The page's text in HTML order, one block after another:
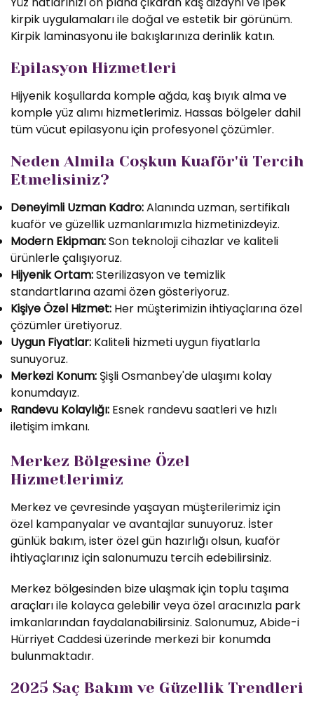
kirpik uygulamaları ile doğal ve estetik bir görünüm.
Kirpik laminasyonu ile bakışlarınıza derinlik katın.
Epilasyon Hizmetleri
Hijyenik koşullarda komple ağda, kaş bıyık alma ve
komple yüz alımı hizmetlerimiz. Hassas bölgeler dahil
tüm vücut epilasyonu için profesyonel çözümler.
Neden Almila Coşkun Kuaför'ü Tercih
Etmelisiniz?
Deneyimli Uzman Kadro:Alanında uzman, sertifikalı
kuaför ve güzellik uzmanlarımızla hizmetinizdeyiz.
Modern Ekipman:Son teknoloji cihazlar ve kaliteli
ürünlerle çalışıyoruz.
Hijyenik Ortam:Sterilizasyon ve temizlik
standartlarına azami özen gösteriyoruz.
Kişiye Özel Hizmet: Her müşterimizin ihtiyaçlarına özel
çözümler üretiyoruz.
Uygun Fiyatlar: Kaliteli hizmeti uygun fiyatlarla
sunuyoruz.
Merkezi Konum: Şişli Osmanbey'de ulaşımı kolay
konumdayız.
Randevu Kolaylığı: Esnek randevu saatleri ve hızlı
iletişim imkanı.
Merkez Bölgesine Özel
Hizmetlerimiz
Merkez ve çevresinde yaşayan müşterilerimiz için
özel kampanyalar ve avantajlar sunuyoruz. İster
günlük bakım, ister özel gün hazırlığı olsun, kuaför
ihtiyaçlarınız için salonumuzu tercih edebilirsiniz.
Merkez bölgesinden bize ulaşmak için toplu taşıma
araçları ile kolayca gelebilir veya özel aracınızla park
imkanlarından faydalanabilirsiniz. Salonumuz, Abide-i
Hürriyet Caddesi üzerinde merkezi bir konumda
bulunmaktadır.
2025 Saç Bakım ve Güzellik Trendleri